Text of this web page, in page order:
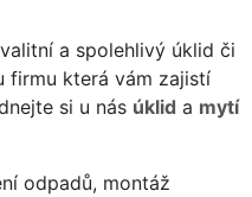
a spolehlivý úklid či
firmu která vám zajistí
si u nás úklid a mytí
odpadů, montáž